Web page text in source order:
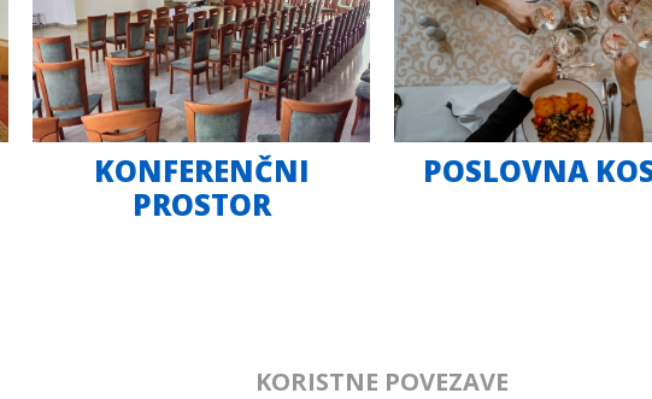
KONFERENČNI
PROSTOR
POSLOVNA
KORISTNE POVEZAVE